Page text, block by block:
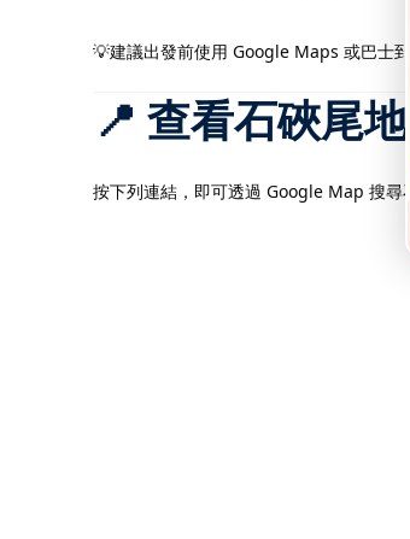
💡建議出發前使用 Google Maps 或巴士
📍 查看石硤尾
按下列連結，即可透過 Google Map 搜尋